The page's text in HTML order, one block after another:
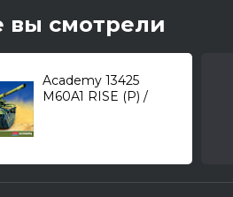
вы смотрели
Academy 13425
M60A1 RISE (P) /